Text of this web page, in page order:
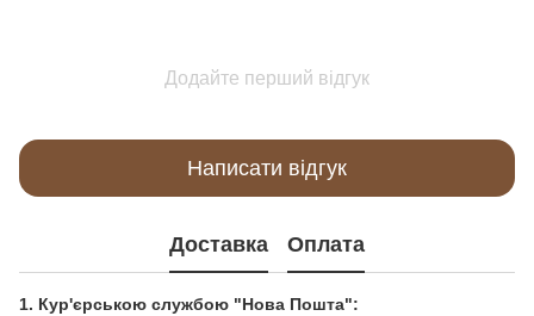
Додайте перший відгук
Написати відгук
Доставка Оплата
1. Кур'єрською службою "Нова Пошта":